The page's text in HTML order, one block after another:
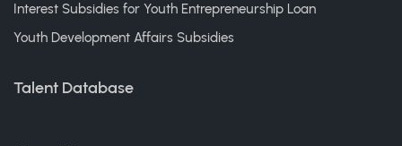
Interest Subsidies for Youth Entrepreneurship Loan
Youth Development Affairs Subsidies
Talent Database